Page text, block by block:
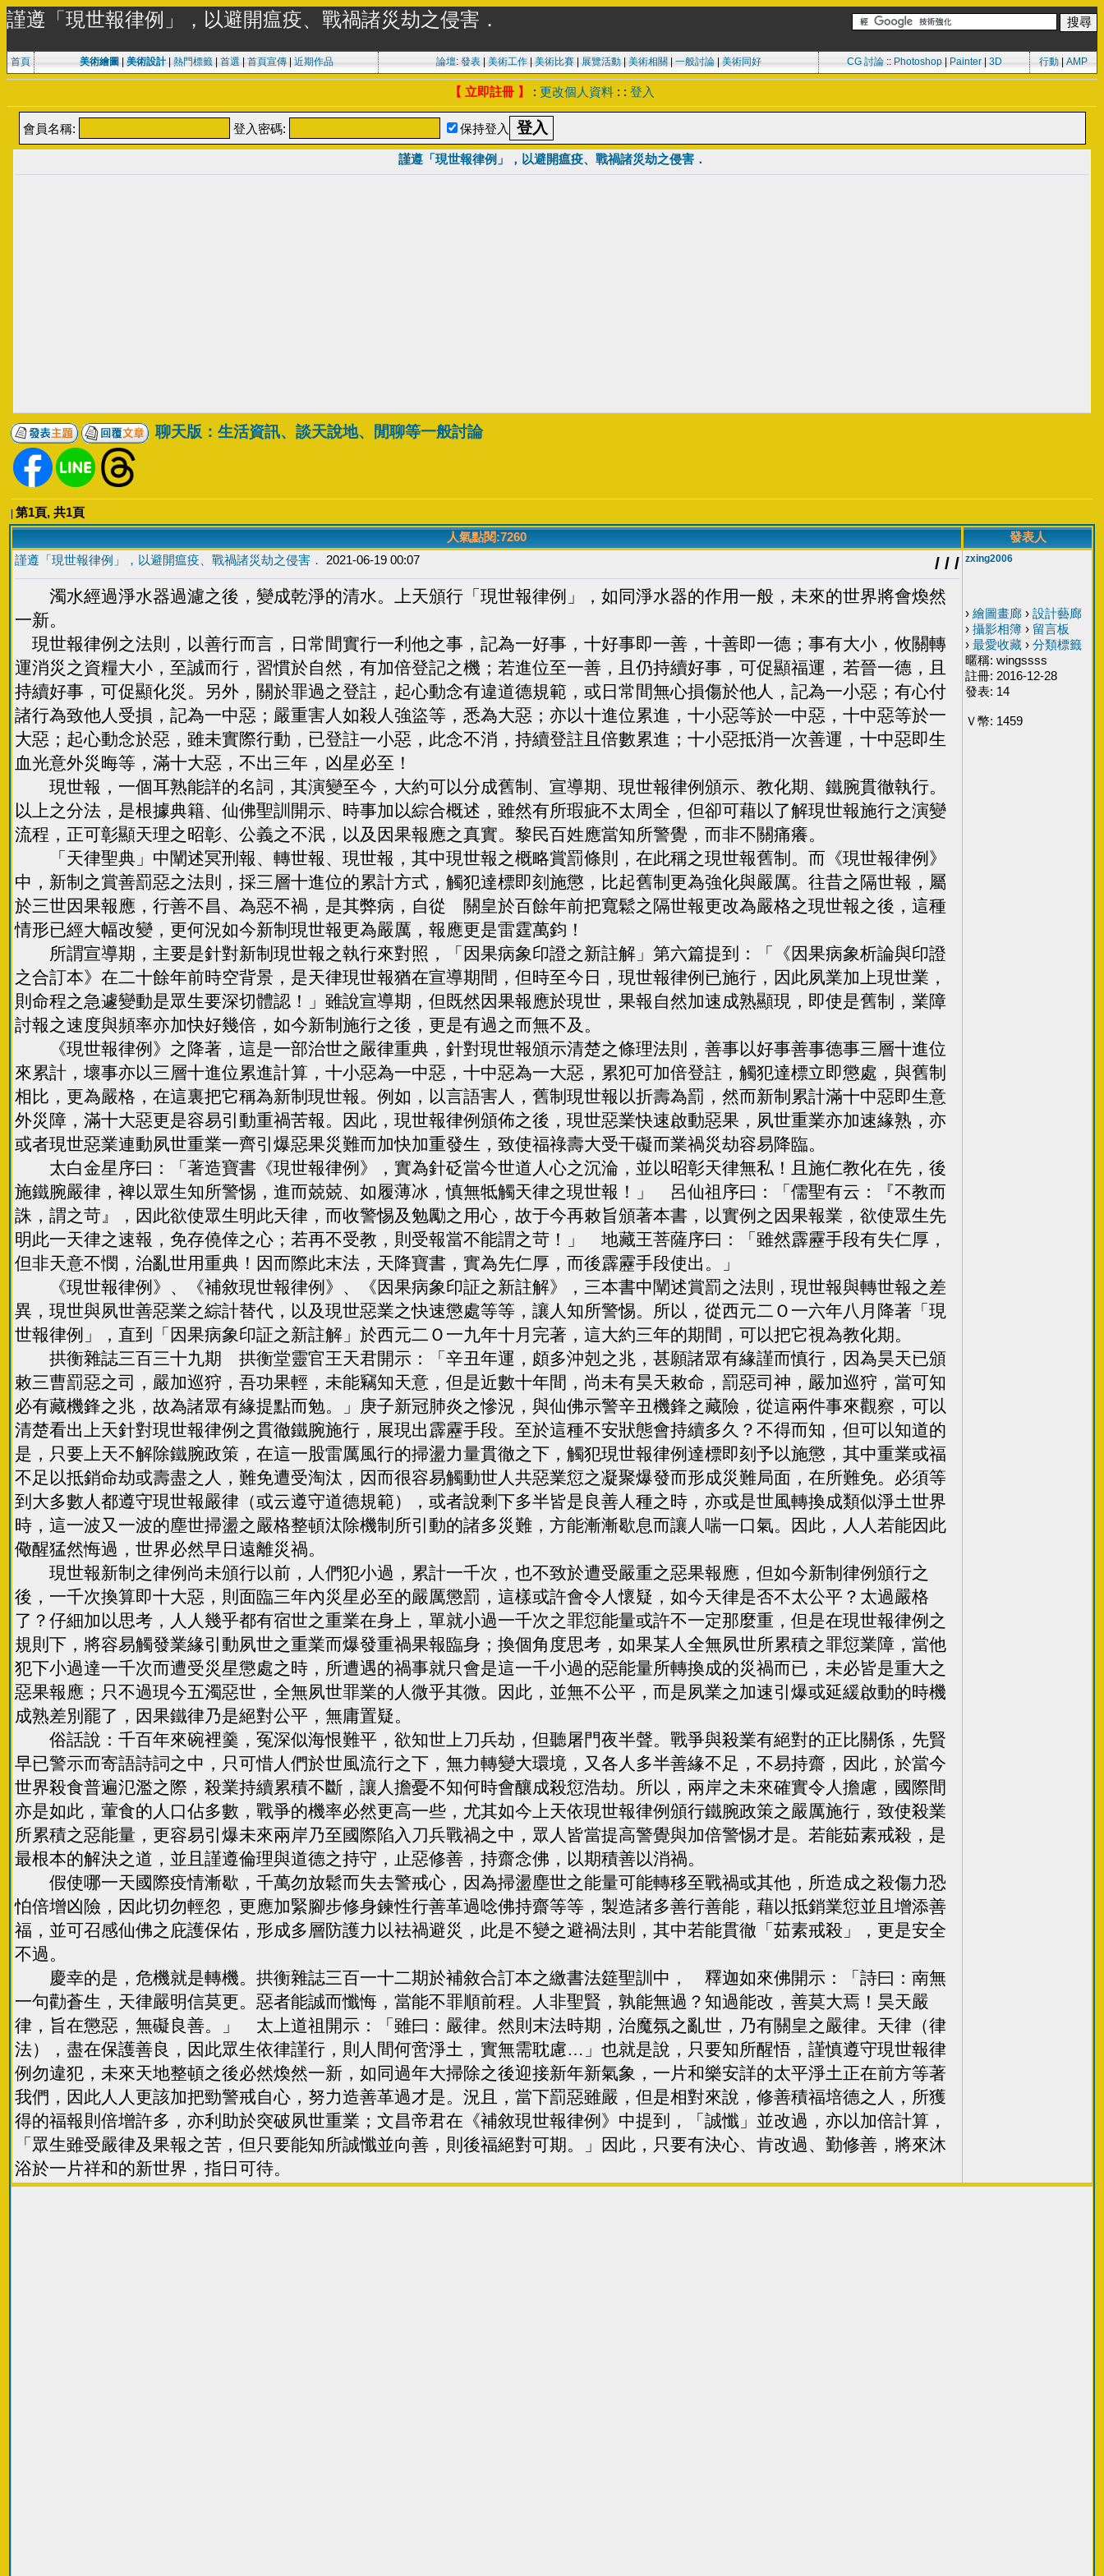
謹遵「現世報律例」，以避開瘟疫、戰禍諸災劫之侵害．
首頁 美術繪圖 美術設計| 熱門標籤| 首選 首頁宣傳| 近期作品 論壇: 發表| 美術工作| 美術比賽| 展覽活動| 美術相關 一般討論| 美術同好 CG 討論:: Photoshop| Painter| 3D 行動 AMP
【 立即註冊 】 : 更改個人資料 : : 登入
會員名稱: 登入密碼: 保持登入
謹遵「現世報律例」，以避開瘟疫、戰禍諸災劫之侵害．
聊天版：生活資訊、談天說地、閒聊等一般討論
第1頁, 共1頁
人氣點閱:7260
發表人
謹遵「現世報律例」，以避開瘟疫、戰禍諸災劫之侵害．
2021-06-19 00:07
/ / /
濁水經過淨水器過濾之後，變成乾淨的清水。上天頒行「現世報律例」，如同淨水器的作用一般，未來的世界將會煥然
一新。
現世報律例之法則，以善行而言，日常間實行一利他之事，記為一好事，十好事即一善，十善即一德；事有大小，攸關轉
運消災之資糧大小，至誠而行，習慣於自然，有加倍登記之機；若進位至一善，且仍持續好事，可促顯福運，若晉一德，且
持續好事，可促顯化災。另外，關於罪過之登註，起心動念有違道德規範，或日常間無心損傷於他人，記為一小惡；有心付
諸行為致他人受損，記為一中惡；嚴重害人如殺人強盜等，悉為大惡；亦以十進位累進，十小惡等於一中惡，十中惡等於一
大惡；起心動念於惡，雖未實際行動，已登註一小惡，此念不消，持續登註且倍數累進；十小惡抵消一次善運，十中惡即生
血光意外災晦等，滿十大惡，不出三年，凶星必至！
現世報，一個耳熟能詳的名詞，其演變至今，大約可以分成舊制、宣導期、現世報律例頒示、教化期、鐵腕貫徹執行。
以上之分法，是根據典籍、仙佛聖訓開示、時事加以綜合概述，雖然有所瑕疵不太周全，但卻可藉以了解現世報施行之演變
流程，正可彰顯天理之昭彰、公義之不泯，以及因果報應之真實。黎民百姓應當知所警覺，而非不關痛癢。
「天律聖典」中闡述冥刑報、轉世報、現世報，其中現世報之概略賞罰條則，在此稱之現世報舊制。而《現世報律例》
中，新制之賞善罰惡之法則，採三層十進位的累計方式，觸犯達標即刻施懲，比起舊制更為強化與嚴厲。往昔之隔世報，屬
於三世因果報應，行善不昌、為惡不禍，是其弊病，自從 關皇於百餘年前把寬鬆之隔世報更改為嚴格之現世報之後，這種
情形已經大幅改變，更何況如今新制現世報更為嚴厲，報應更是雷霆萬鈞！
所謂宣導期，主要是針對新制現世報之執行來對照，「因果病象印證之新註解」第六篇提到：「《因果病象析論與印證
之合訂本》在二十餘年前時空背景，是天律現世報猶在宣導期間，但時至今日，現世報律例已施行，因此夙業加上現世業，
則命程之急遽變動是眾生要深切體認！」雖說宣導期，但既然因果報應於現世，果報自然加速成熟顯現，即使是舊制，業障
討報之速度與頻率亦加快好幾倍，如今新制施行之後，更是有過之而無不及。
《現世報律例》之降著，這是一部治世之嚴律重典，針對現世報頒示清楚之條理法則，善事以好事善事德事三層十進位
來累計，壞事亦以三層十進位累進計算，十小惡為一中惡，十中惡為一大惡，累犯可加倍登註，觸犯達標立即懲處，與舊制
相比，更為嚴格，在這裏把它稱為新制現世報。例如，以言語害人，舊制現世報以折壽為罰，然而新制累計滿十中惡即生意
外災障，滿十大惡更是容易引動重禍苦報。因此，現世報律例頒佈之後，現世惡業快速啟動惡果，夙世重業亦加速緣熟，亦
或者現世惡業連動夙世重業一齊引爆惡果災難而加快加重發生，致使福祿壽大受干礙而業禍災劫容易降臨。
太白金星序曰：「著造寶書《現世報律例》，實為針砭當今世道人心之沉淪，並以昭彰天律無私！且施仁教化在先，後
施鐵腕嚴律，裨以眾生知所警惕，進而兢兢、如履薄冰，慎無牴觸天律之現世報！」 呂仙祖序曰：「儒聖有云：『不教而
誅，謂之苛』，因此欲使眾生明此天律，而收警惕及勉勵之用心，故于今再敕旨頒著本書，以實例之因果報業，欲使眾生先
明此一天律之速報，免存僥倖之心；若再不受教，則受報當不能謂之苛！」 地藏王菩薩序曰：「雖然霹靂手段有失仁厚，
但非天意不憫，治亂世用重典！因而際此末法，天降寶書，實為先仁厚，而後霹靂手段使出。」
《現世報律例》、《補敘現世報律例》、《因果病象印証之新註解》，三本書中闡述賞罰之法則，現世報與轉世報之差
異，現世與夙世善惡業之綜計替代，以及現世惡業之快速懲處等等，讓人知所警惕。所以，從西元二Ｏ一六年八月降著「現
世報律例」，直到「因果病象印証之新註解」於西元二Ｏ一九年十月完著，這大約三年的期間，可以把它視為教化期。
拱衡雜誌三百三十九期 拱衡堂靈官王天君開示：「辛丑年運，頗多沖剋之兆，甚願諸眾有緣謹而慎行，因為昊天已頒
敕三曹罰惡之司，嚴加巡狩，吾功果輕，未能竊知天意，但是近數十年間，尚未有昊天敕命，罰惡司神，嚴加巡狩，當可知
必有藏機鋒之兆，故為諸眾有緣提點而勉。」庚子新冠肺炎之慘況，與仙佛示警辛丑機鋒之藏險，從這兩件事來觀察，可以
清楚看出上天針對現世報律例之貫徹鐵腕施行，展現出霹靂手段。至於這種不安狀態會持續多久？不得而知，但可以知道的
是，只要上天不解除鐵腕政策，在這一股雷厲風行的掃盪力量貫徹之下，觸犯現世報律例達標即刻予以施懲，其中重業或福
不足以抵銷命劫或壽盡之人，難免遭受淘汰，因而很容易觸動世人共惡業愆之凝聚爆發而形成災難局面，在所難免。必須等
到大多數人都遵守現世報嚴律（或云遵守道德規範），或者說剩下多半皆是良善人種之時，亦或是世風轉換成類似淨土世界
時，這一波又一波的塵世掃盪之嚴格整頓汰除機制所引動的諸多災難，方能漸漸歇息而讓人喘一口氣。因此，人人若能因此
儆醒猛然悔過，世界必然早日遠離災禍。
現世報新制之律例尚未頒行以前，人們犯小過，累計一千次，也不致於遭受嚴重之惡果報應，但如今新制律例頒行之
後，一千次換算即十大惡，則面臨三年內災星必至的嚴厲懲罰，這樣或許會令人懷疑，如今天律是否不太公平？太過嚴格
了？仔細加以思考，人人幾乎都有宿世之重業在身上，單就小過一千次之罪愆能量或許不一定那麼重，但是在現世報律例之
規則下，將容易觸發業緣引動夙世之重業而爆發重禍果報臨身；換個角度思考，如果某人全無夙世所累積之罪愆業障，當他
犯下小過達一千次而遭受災星懲處之時，所遭遇的禍事就只會是這一千小過的惡能量所轉換成的災禍而已，未必皆是重大之
惡果報應；只不過現今五濁惡世，全無夙世罪業的人微乎其微。因此，並無不公平，而是夙業之加速引爆或延緩啟動的時機
成熟差別罷了，因果鐵律乃是絕對公平，無庸置疑。
俗話說：千百年來碗裡羹，冤深似海恨難平，欲知世上刀兵劫，但聽屠門夜半聲。戰爭與殺業有絕對的正比關係，先賢
早已警示而寄語詩詞之中，只可惜人們於世風流行之下，無力轉變大環境，又各人多半善緣不足，不易持齋，因此，於當今
世界殺食普遍氾濫之際，殺業持續累積不斷，讓人擔憂不知何時會釀成殺愆浩劫。所以，兩岸之未來確實令人擔慮，國際間
亦是如此，葷食的人口佔多數，戰爭的機率必然更高一些，尤其如今上天依現世報律例頒行鐵腕政策之嚴厲施行，致使殺業
所累積之惡能量，更容易引爆未來兩岸乃至國際陷入刀兵戰禍之中，眾人皆當提高警覺與加倍警惕才是。若能茹素戒殺，是
最根本的解決之道，並且謹遵倫理與道德之持守，止惡修善，持齋念佛，以期積善以消禍。
假使哪一天國際疫情漸歇，千萬勿放鬆而失去警戒心，因為掃盪塵世之能量可能轉移至戰禍或其他，所造成之殺傷力恐
怕倍增凶險，因此切勿輕忽，更應加緊腳步修身鍊性行善革過唸佛持齋等等，製造諸多善行善能，藉以抵銷業愆並且增添善
福，並可召感仙佛之庇護保佑，形成多層防護力以袪禍避災，此是不變之避禍法則，其中若能貫徹「茹素戒殺」，更是安全
不過。
慶幸的是，危機就是轉機。拱衡雜誌三百一十二期於補敘合訂本之繳書法筵聖訓中， 釋迦如來佛開示：「詩曰：南無
一句勸蒼生，天律嚴明信莫更。惡者能誠而懺悔，當能不罪順前程。人非聖賢，孰能無過？知過能改，善莫大焉！昊天嚴
律，旨在懲惡，無礙良善。」 太上道祖開示：「雖曰：嚴律。然則末法時期，治魔氛之亂世，乃有關皇之嚴律。天律（律
法），盡在保護善良，因此眾生依律謹行，則人間何啻淨土，實無需耽慮…」也就是說，只要知所醒悟，謹慎遵守現世報律
例勿違犯，未來天地整頓之後必然煥然一新，如同過年大掃除之後迎接新年新氣象，一片和樂安詳的太平淨土正在前方等著
我們，因此人人更該加把勁警戒自心，努力造善革過才是。況且，當下罰惡雖嚴，但是相對來說，修善積福培德之人，所獲
得的福報則倍增許多，亦利助於突破夙世重業；文昌帝君在《補敘現世報律例》中提到，「誠懺」並改過，亦以加倍計算，
「眾生雖受嚴律及果報之苦，但只要能知所誠懺並向善，則後福絕對可期。」因此，只要有決心、肯改過、勤修善，將來沐
浴於一片祥和的新世界，指日可待。
zxing2006
› 繪圖畫廊 › 設計藝廊
› 攝影相簿 › 留言板
› 最愛收藏 › 分類標籤
暱稱: wingssss
註冊: 2016-12-28
發表: 14
Ｖ幣: 1459